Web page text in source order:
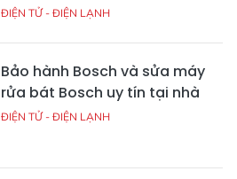
ĐIỆN TỬ - ĐIỆN LẠNH
Bảo hành Bosch và sửa máy
rửa bát Bosch uy tín tại nhà
ĐIỆN TỬ - ĐIỆN LẠNH